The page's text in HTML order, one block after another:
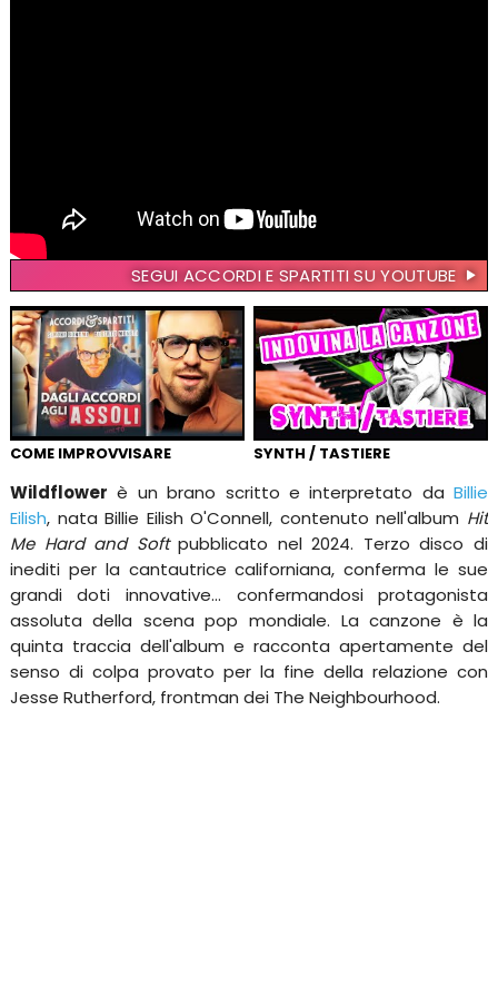
SEGUI ACCORDI E SPARTITI SU YOUTUBE
COME IMPROVVISARE SYNTH / TASTIERE
Wildflower è un brano scritto e interpretato daBillie
Eilish, nata Billie Eilish O'Connell, contenuto nell'album Hit
Me Hard and Softpubblicato nel 2024. Terzo disco di
inediti per la cantautrice californiana, conferma le sue
grandi doti innovative... confermandosi protagonista
assoluta della scena pop mondiale. La canzone è la
quinta traccia dell'album e racconta apertamente del
senso di colpa provato per la fine della relazione con
Jesse Rutherford, frontman dei The Neighbourhood.